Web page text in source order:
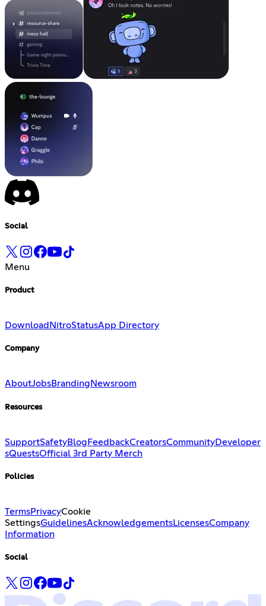
Social
Menu
Product
Download NitroStatusApp Directory
Company
AboutJobsBranding Newsroom
Resources
SupportSafetyBlog FeedbackCreatorsCommunityDeveloper
sQuestsOfficial 3rd Party Merch
Policies
TermsPrivacyCookie
SettingsGuidelinesAcknowledgementsLicensesCompany
Information
Social